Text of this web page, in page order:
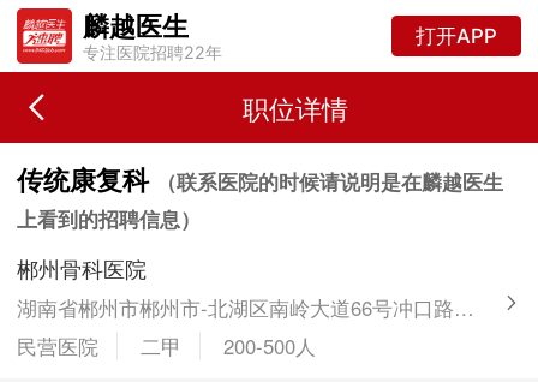
麟越医生
专注医院招聘22年
打开APP
职位详情
传统康复科
（联系医院的时候请说明是在麟越医生
上看到的招聘信息）
郴州骨科医院
湖南省郴州市郴州市-北湖区南岭大道66号冲口路交界处
民营医院
二甲 200-500人